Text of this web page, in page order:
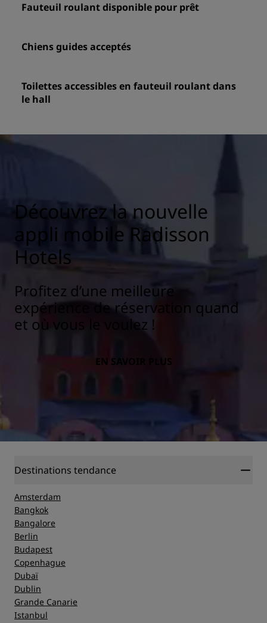
Fauteuil roulant disponible pour prêt
Chiens guides acceptés
Toilettes accessibles en fauteuil roulant dans
le hall
Découvrez la nouvelle
appli mobile Radisson
Hotels
Profitez d’une meilleure
expérience de réservation quand
et où vous le voulez !
EN SAVOIR PLUS
Destinations tendance
Amsterdam
Bangkok
Bangalore
Berlin
Budapest
Copenhague
Dubaï
Dublin
Grande Canarie
Istanbul